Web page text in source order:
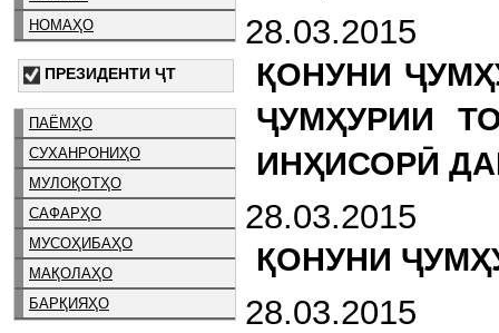
НОМАҲО
ПРЕЗИДЕНТИ ҶТ
ПАЁМҲО
СУХАНРОНИҲО
МУЛОҚОТҲО
САФАРҲО
МУСОҲИБАҲО
МАҚОЛАҲО
БАРҚИЯҲО
28.03.2015
ҚОНУНИ
ҶУМҲУРИИ
ИНҲИСОРӢ
28.03.2015
ҚОНУНИ
28.03.2015